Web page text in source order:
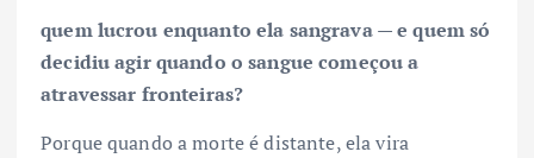
quem lucrou enquanto ela sangrava — e quem só
decidiu agir quando o sangue começou a
atravessar fronteiras?
Porque quando a morte é distante, ela vira